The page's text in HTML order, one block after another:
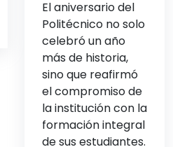
El aniversario del
Politécnico no solo
celebró un año
más de historia,
sino que reafirmó
el compromiso de
la institución con la
formación integral
de sus estudiantes.